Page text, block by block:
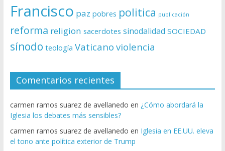
Francisco paz pobres politica publicación
reforma religion sacerdotes sinodalidad SOCIEDAD
sínodo teología Vaticano violencia
Comentarios recientes
carmen ramos suarez de avellanedo en ¿Cómo abordará la
Iglesia los debates más sensibles?
carmen ramos suarez de avellanedo en Iglesia en EE.UU. eleva
el tono ante política exterior de Trump